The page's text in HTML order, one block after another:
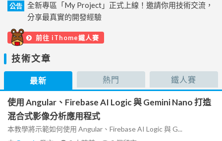
公告
全新專區「My Project」正式上線！邀請你用技術交流，
分享最真實的開發經驗
前往 iThome鐵人賽
技術文章
最新 熱門 鐵人賽
使用 Angular、Firebase AI Logic 與 Gemini Nano 打造
混合式影像分析應用程式
本教學將示範如何使用 Angular、Firebase AI Logic 與 G...